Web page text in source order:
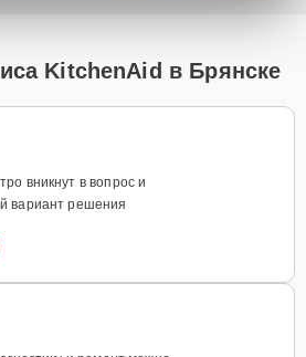
KitchenAid в Брянске
вникнут в вопрос и
вариант решения